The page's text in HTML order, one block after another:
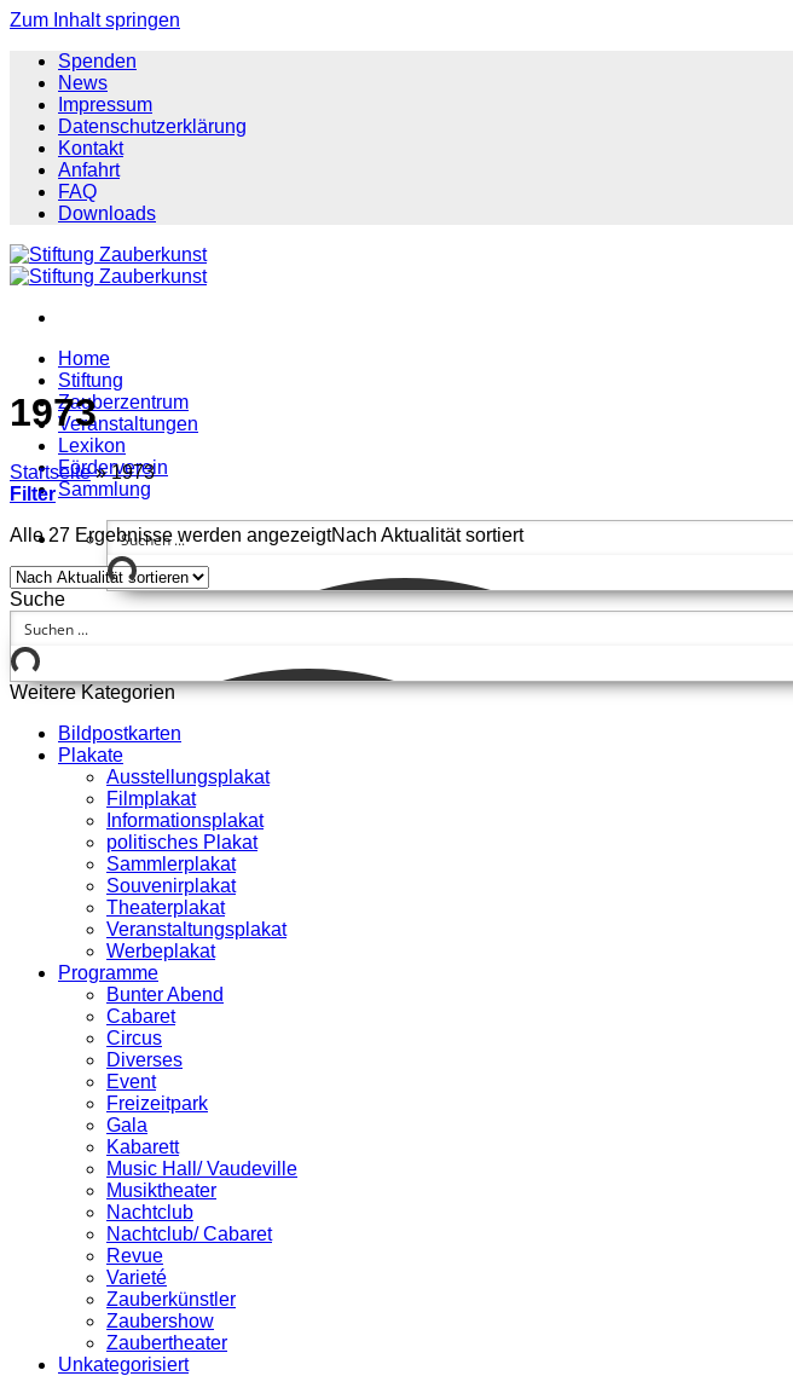
Zum Inhalt springen
Spenden
News
Impressum
Datenschutzerklärung
Kontakt
Anfahrt
FAQ
Downloads
Home
Stiftung
Zauberzentrum
Veranstaltungen
Lexikon
Förderverein
Sammlung
1973
Startseite » 1973
Filter
Alle 27 Ergebnisse werden angezeigtNach Aktualität sortiert
Suche
Weitere Kategorien
Bildpostkarten
Plakate
Ausstellungsplakat
Filmplakat
Informationsplakat
politisches Plakat
Sammlerplakat
Souvenirplakat
Theaterplakat
Veranstaltungsplakat
Werbeplakat
Programme
Bunter Abend
Cabaret
Circus
Diverses
Event
Freizeitpark
Gala
Kabarett
Music Hall/ Vaudeville
Musiktheater
Nachtclub
Nachtclub/ Cabaret
Revue
Varieté
Zauberkünstler
Zaubershow
Zaubertheater
Unkategorisiert